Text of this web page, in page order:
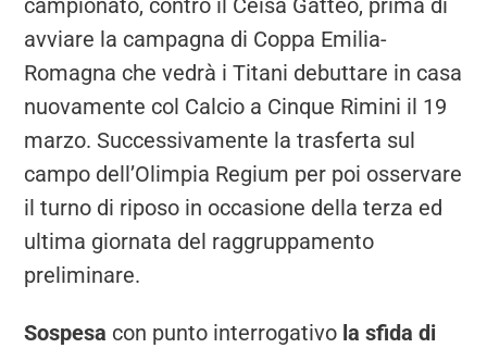
campionato, contro il Ceisa Gatteo, prima di
avviare la campagna di Coppa Emilia-
Romagna che vedrà i Titani debuttare in casa
nuovamente col Calcio a Cinque Rimini il 19
marzo. Successivamente la trasferta sul
campo dell’Olimpia Regium per poi osservare
il turno di riposo in occasione della terza ed
ultima giornata del raggruppamento
preliminare.
Sospesa con punto interrogativo la sfida di